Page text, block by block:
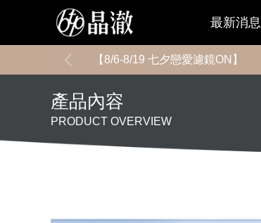
最新消息
【8/6-8/19 七夕戀愛濾鏡ON】
產品內容
PRODUCT OVERVIEW